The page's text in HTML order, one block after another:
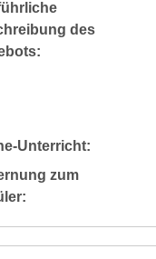
des
Unterricht:
zum